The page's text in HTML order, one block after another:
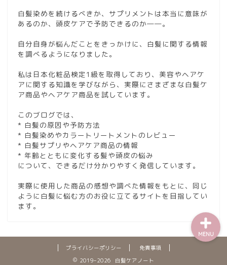
白髪染めを続けるべきか、サプリメントは本当に意味が
あるのか、頭皮ケアで予防できるのか――。
自分自身が悩んだことをきっかけに、白髪に関する情報
を調べるようになりました。
私は日本化粧品検定1級を取得しており、美容やヘアケ
アに関する知識を学びながら、実際にさまざまな白髪ケ
ア商品やヘアケア商品を試しています。
このブログでは、
* 白髪の原因や予防方法
* 白髪染めやカラートリートメントのレビュー
* 白髪サプリやヘアケア商品の情報
* 年齢とともに変化する髪や頭皮の悩み
について、できるだけ分かりやすく発信しています。
実際に使用した商品の感想や調べた情報をもとに、同じ
ように白髪に悩む方のお役に立てるサイトを目指してい
ます。
プライバシーポリシー
免責事項
2019–2026 白髪ケアノート
MENU
お問い合わせ